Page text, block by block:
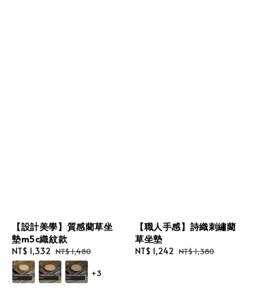
【設計美學】質感藺草坐
墊m5c織紋款
Sale
price
NT$ 1,332 Regular
price
NT$ 1,480
+3
【職人手感】詩織刺繡藺
草坐墊
Sale
NT$ 1,242 Regular
NT$ 1,380